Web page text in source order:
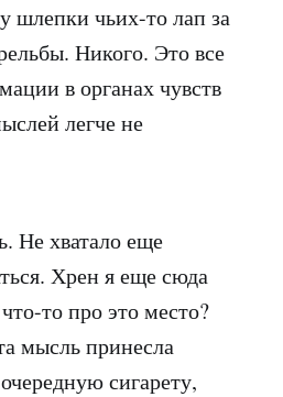
шлепки чьих-то лап за
Никого. Это все
в органах чувств
легче не
Не хватало еще
Хрен я еще сюда
то про это место?
мысль принесла
сигарету,